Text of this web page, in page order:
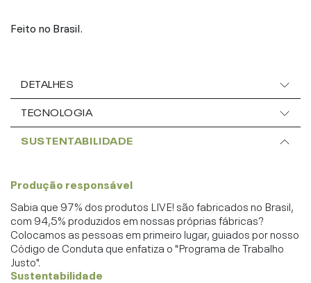
Feito no Brasil.
DETALHES
TECNOLOGIA
SUSTENTABILIDADE
Produção responsável
Sabia que 97% dos produtos LIVE! são fabricados no Brasil,
com 94,5% produzidos em nossas próprias fábricas?
Colocamos as pessoas em primeiro lugar, guiados por nosso
Código de Conduta que enfatiza o "Programa de Trabalho
Justo".
Sustentabilidade